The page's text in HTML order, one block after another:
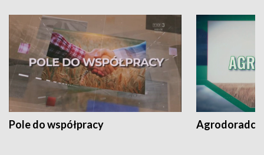
Pole do współpracy Agrodoradcy